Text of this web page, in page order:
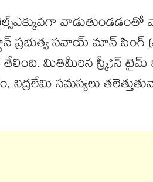
వాడుతుండడంతో
ప్రభుత్వ సవాయ్ మాన్ సింగ్
మితిమీరిన స్క్రీన్ టైమ్
నిద్రలేమి సమస్యలు